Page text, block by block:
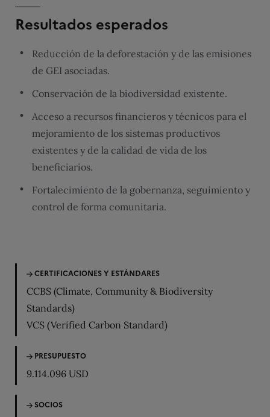
Resultados esperados
Reducción de la deforestación y de las emisiones
de GEI asociadas.
Conservación de la biodiversidad existente.
Acceso a recursos financieros y técnicos para el
mejoramiento de los sistemas productivos
existentes y de la calidad de vida de los
beneficiarios.
Fortalecimiento de la gobernanza, seguimiento y
control de forma comunitaria.
CERTIFICACIONES Y ESTÁNDARES
CCBS (Climate, Community & Biodiversity
Standards)
VCS (Verified Carbon Standard)
PRESUPUESTO
9.114.096 USD
SOCIOS